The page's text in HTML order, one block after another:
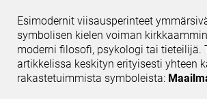
Esimodernit viisausperinteet
symbolisen kielen voiman
moderni filosofi, psykologi tai tieteilijä.
artikkelissa keskityn erityisesti yhteen
rakastetuimmista symboleista: